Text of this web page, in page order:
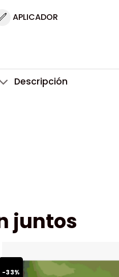
APLICADOR
Descripción
juntos
-33%